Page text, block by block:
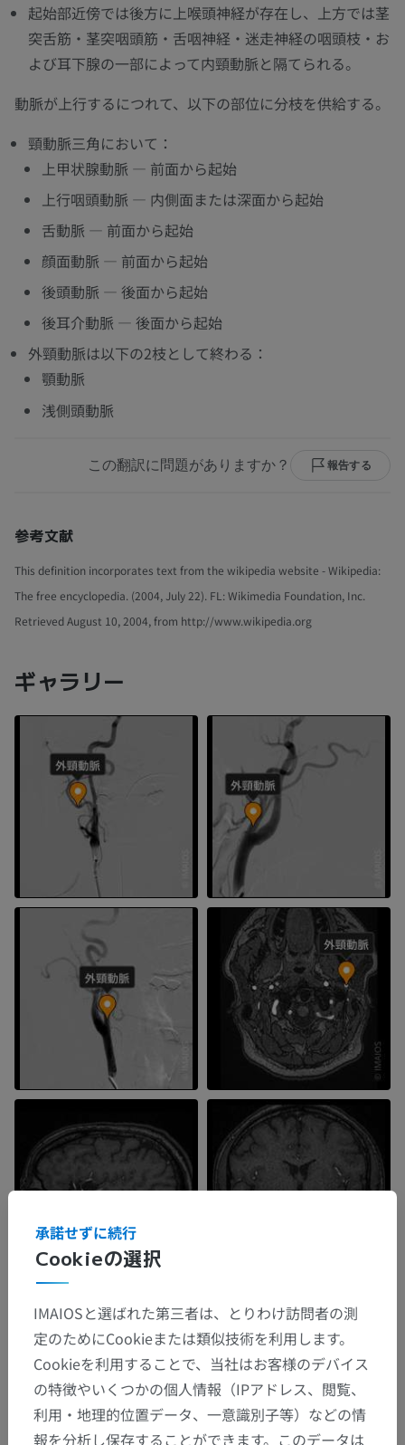
起始部近傍では後方に上喉頭神経が存在し、上方では茎
突舌筋・茎突咽頭筋・舌咽神経・迷走神経の咽頭枝・お
よび耳下腺の一部によって内頸動脈と隔てられる。
動脈が上行するにつれて、以下の部位に分枝を供給する。
頸動脈三角において：
上甲状腺動脈 — 前面から起始
上行咽頭動脈 — 内側面または深面から起始
舌動脈 — 前面から起始
顔面動脈 — 前面から起始
後頭動脈 — 後面から起始
後耳介動脈 — 後面から起始
外頸動脈は以下の2枝として終わる：
顎動脈
浅側頭動脈
この翻訳に問題がありますか？ 報告する
参考文献
This definition incorporates text from the wikipedia website - Wikipedia:
The free encyclopedia. (2004, July 22). FL: Wikimedia Foundation, Inc.
Retrieved August 10, 2004, from http://www.wikipedia.org
ギャラリー
Cookieの選択
承諾せずに続行
IMAIOSと選ばれた第三者は、とりわけ訪問者の測
定のためにCookieまたは類似技術を利用します。
Cookieを利用することで、当社はお客様のデバイス
の特徴やいくつかの個人情報（IPアドレス、閲覧、
利用・地理的位置データ、一意識別子等）などの情
報を分析し保存することができます。このデータは